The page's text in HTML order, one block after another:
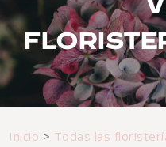
Inicio > Todas las